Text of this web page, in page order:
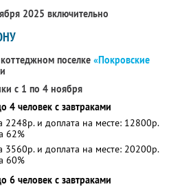
2025 включительно
поселке «Покровские
с 1 по 4 ноября
4 человек с завтраками
2248р. и доплата на месте: 12800р.
62%
и доплата на месте: 20200р.
60%
6 человек с завтраками